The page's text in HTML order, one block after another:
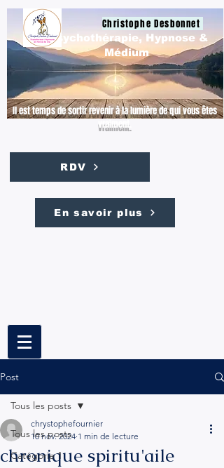
Christophe Desbonnet
Il est temps de sortir revenir à la lumière de qui vous êtes
vraiment.
Psychothérapie, Hypnose &
Médium
RDV
En savoir plus
Post
Tous les posts
Catégorie 1
Tous les posts
chronique spiritu'aile
chrystophefournier
10 nov. 2024 1 min de lecture